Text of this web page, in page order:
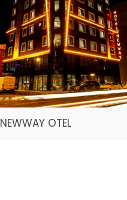
NEWWAY OTEL